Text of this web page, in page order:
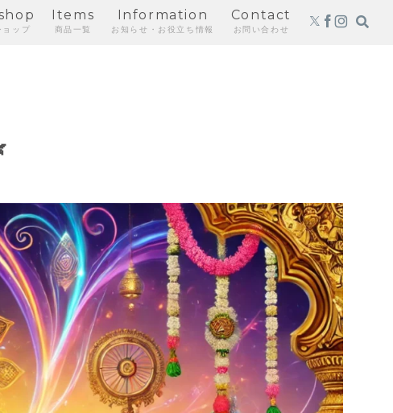
ョップ
Items
商品一覧
Information
お知らせ・お役立ち情報
Contact
お問い合わせ